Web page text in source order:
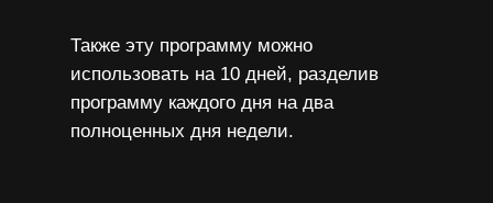
Также эту программу можно
использовать на 10 дней, разделив
программу каждого дня на два
полноценных дня недели.